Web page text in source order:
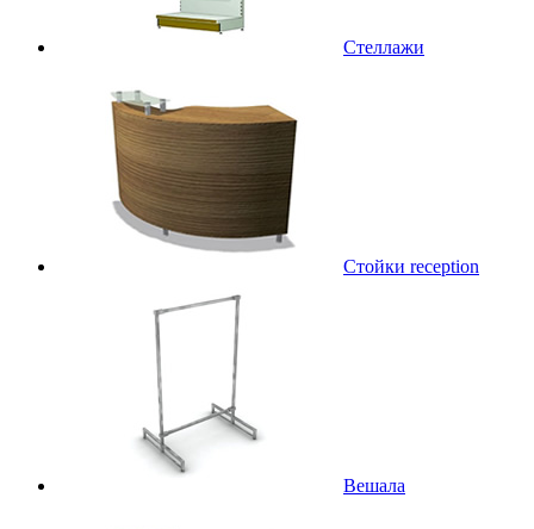
Стеллажи
Стойки reception
Вешала